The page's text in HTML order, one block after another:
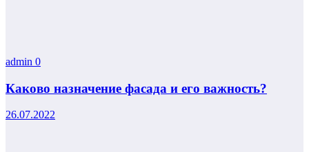
admin 0
Каково назначение фасада и его важность?
26.07.2022